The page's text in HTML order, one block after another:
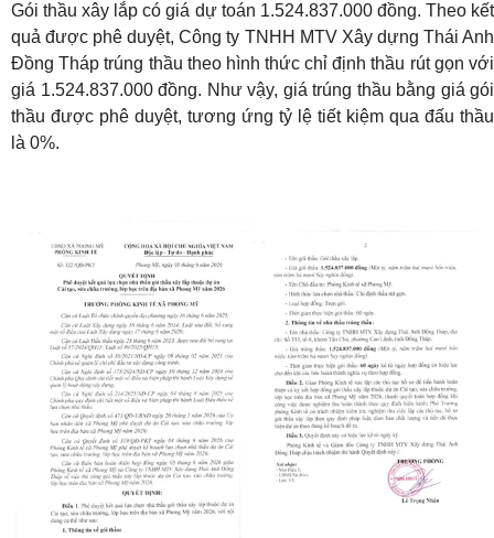
Gói thầu xây lắp có giá dự toán 1.524.837.000 đồng. Theo kết
quả được phê duyệt, Công ty TNHH MTV Xây dựng Thái Anh
Đồng Tháp trúng thầu theo hình thức chỉ định thầu rút gọn với
giá 1.524.837.000 đồng. Như vậy, giá trúng thầu bằng giá gói
thầu được phê duyệt, tương ứng tỷ lệ tiết kiệm qua đấu thầu
là 0%.